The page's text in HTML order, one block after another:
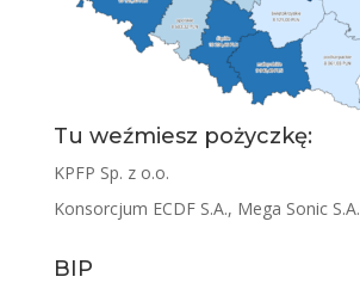
Tu weźmiesz pożyczkę:
KPFP Sp. z o.o.
Konsorcjum ECDF S.A., Mega Sonic S.A.
BIP